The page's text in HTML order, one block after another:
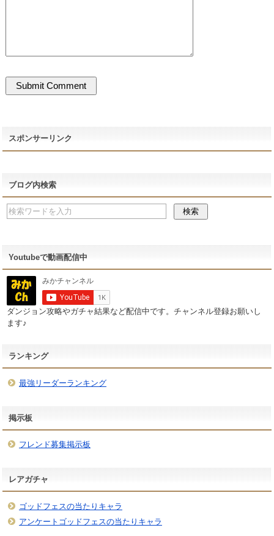
スポンサーリンク
ブログ内検索
Youtubeで動画配信中
ダンジョン攻略やガチャ結果など配信中です。チャンネル登録お願いし
ます♪
ランキング
最強リーダーランキング
掲示板
フレンド募集掲示板
レアガチャ
ゴッドフェスの当たりキャラ
アンケートゴッドフェスの当たりキャラ